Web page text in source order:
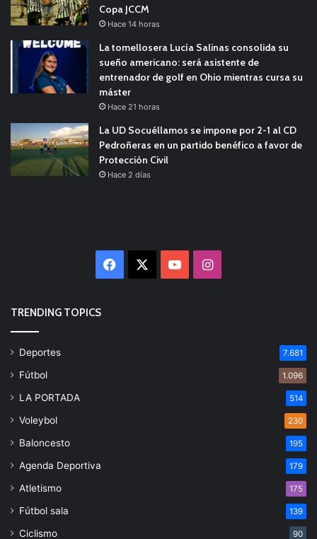
Copa JCCM
Hace 14 horas
La tomellosera Lucía Salinas consolida su
sueño americano: será asistente de
entrenador de golf en Ohio mientras cursa su
máster
Hace 21 horas
La UD Socuéllamos se impone por 2-1 al CD
Pedroñeras en un partido benéfico a favor de
Protección Civil
Hace 2 días
Facebook YouTubeInstagram
TRENDING TOPICS
Deportes 7.681
Fútbol 1.096
LA PORTADA 514
Voleybol 230
Baloncesto 195
Agenda Deportiva 179
Atletismo 175
Fútbol sala 139
Ciclismo 90